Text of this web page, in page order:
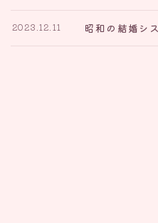
昭和の結婚シ
2023.12.11